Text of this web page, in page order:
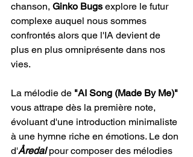
chanson, Ginko Bugs explore le futur
complexe auquel nous sommes
confrontés alors que l'IA devient de
plus en plus omniprésente dans nos
vies.
La mélodie de "AI Song (Made By Me)"
vous attrape dès la première note,
évoluant d'une introduction minimaliste
à une hymne riche en émotions. Le don
d'Åredal pour composer des mélodies